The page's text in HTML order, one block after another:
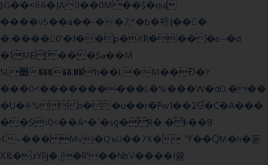
}G��˂IŀA�{A0��0M��$�qu|
����v5��a��-��7;*�b�裕{���ً
�:����0'�J��p�KR����e~�d
�1ME[���$a��M
5L΋�����.��'h��L�M��Ɖ�Y
���0˂����������L�%���W�dO.���
�U�4%n��u��r�Fw1��2Ɠ�C�A���
��$h0<��A^�ʿ�sƍ�R� �͗k��8
4~��� Mv|�QъU��7X�. 'Ү��ԚM�h�돝
X&�.rYRj�.{�R'��NbV����I쯆